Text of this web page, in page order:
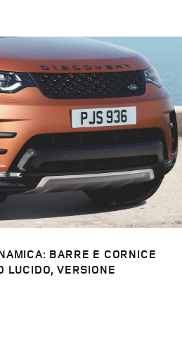
BARRE E CORNICE
LUCIDO, VERSIONE